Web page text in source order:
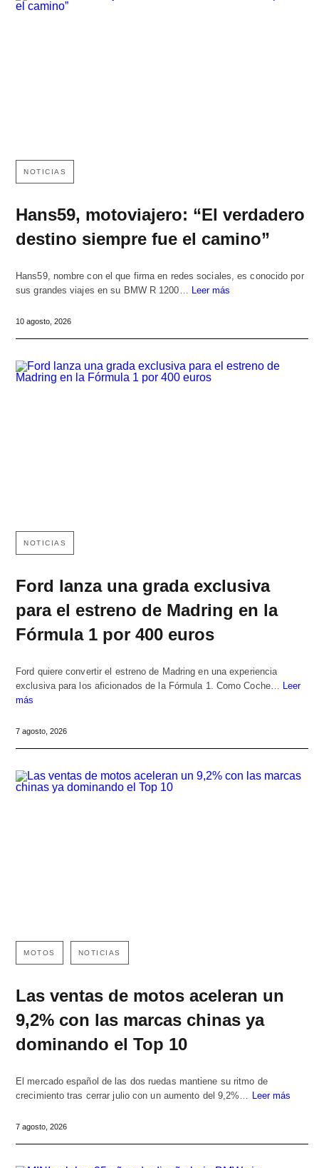
NOTICIAS
Hans59, motoviajero: “El verdadero
destino siempre fue el camino”
Hans59, nombre con el que firma en redes sociales, es conocido por
sus grandes viajes en su BMW R 1200…
Leer más
10 agosto, 2026
NOTICIAS
Ford lanza una grada exclusiva
para el estreno de Madring en la
Fórmula 1 por 400 euros
Ford quiere convertir el estreno de Madring en una experiencia
exclusiva para los aficionados de la Fórmula 1. Como Coche… Leer
más
7 agosto, 2026
MOTOS NOTICIAS
Las ventas de motos aceleran un
9,2% con las marcas chinas ya
dominando el Top 10
El mercado español de las dos ruedas mantiene su ritmo de
crecimiento tras cerrar julio con un aumento del 9,2%… Leer más
7 agosto, 2026